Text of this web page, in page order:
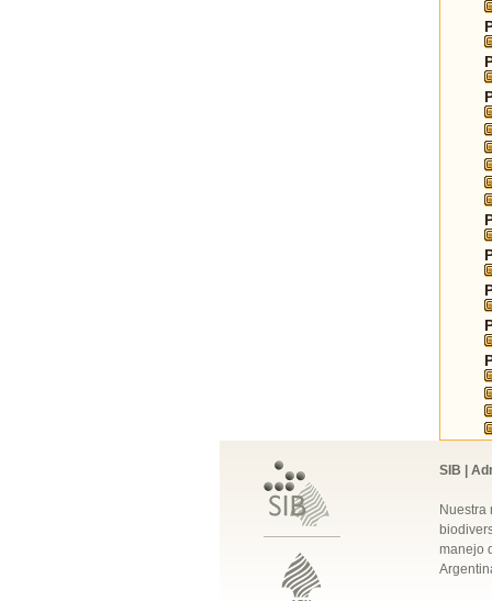
SIB |
Nuestra
manejo